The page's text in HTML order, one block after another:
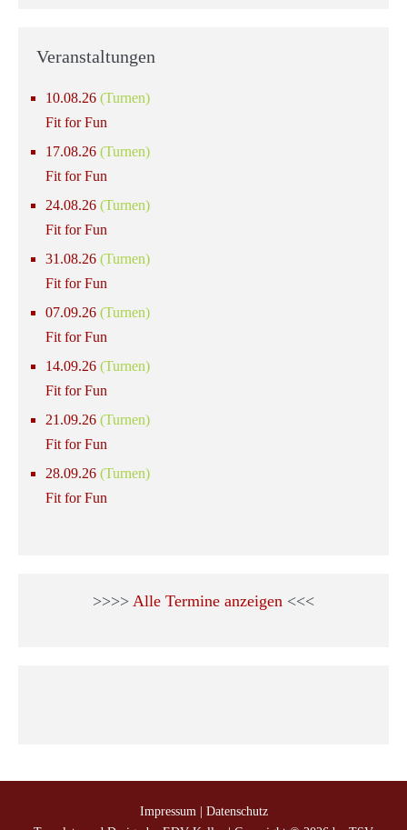
Veranstaltungen
10.08.26 (Turnen)
Fit for Fun
17.08.26 (Turnen)
Fit for Fun
24.08.26 (Turnen)
Fit for Fun
31.08.26 (Turnen)
Fit for Fun
07.09.26 (Turnen)
Fit for Fun
14.09.26 (Turnen)
Fit for Fun
21.09.26 (Turnen)
Fit for Fun
28.09.26 (Turnen)
Fit for Fun
>>>> Alle Termine anzeigen <<<
Impressum
Datenschutz